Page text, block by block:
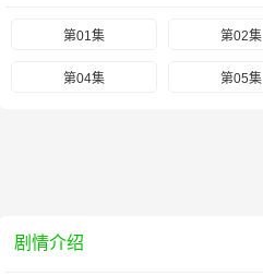
第01集 第02集
第04集 第05集
剧情介绍